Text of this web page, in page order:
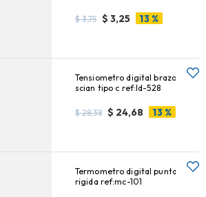
$3,75 $ 3,25 13 %
AGREGAR AL CARRITO
Tensiometro digital brazo
scian tipo c ref:ld-528
$28,38 $ 24,68 13 %
AGREGAR AL CARRITO
Termometro digital punta
rigida ref:mc-101